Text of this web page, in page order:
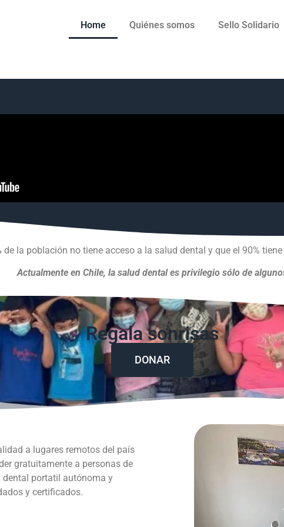
Home Quiénes somos Sello Solidario
de la población no tiene acceso a la salud dental y que el 90%
Actualmente en Chile, la salud dental es privilegio sólo de
Regala sonrisas
DONAR
a lugares remotos del país
gratuitamente a personas de
dental portatil autónoma y
y certificados.